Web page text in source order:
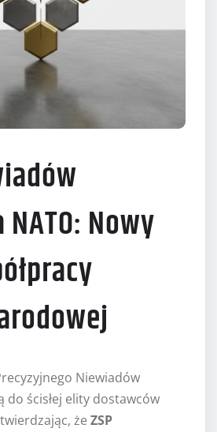
Nowy
Niewiadów
do ścisłej elity dostawców
że ZSP